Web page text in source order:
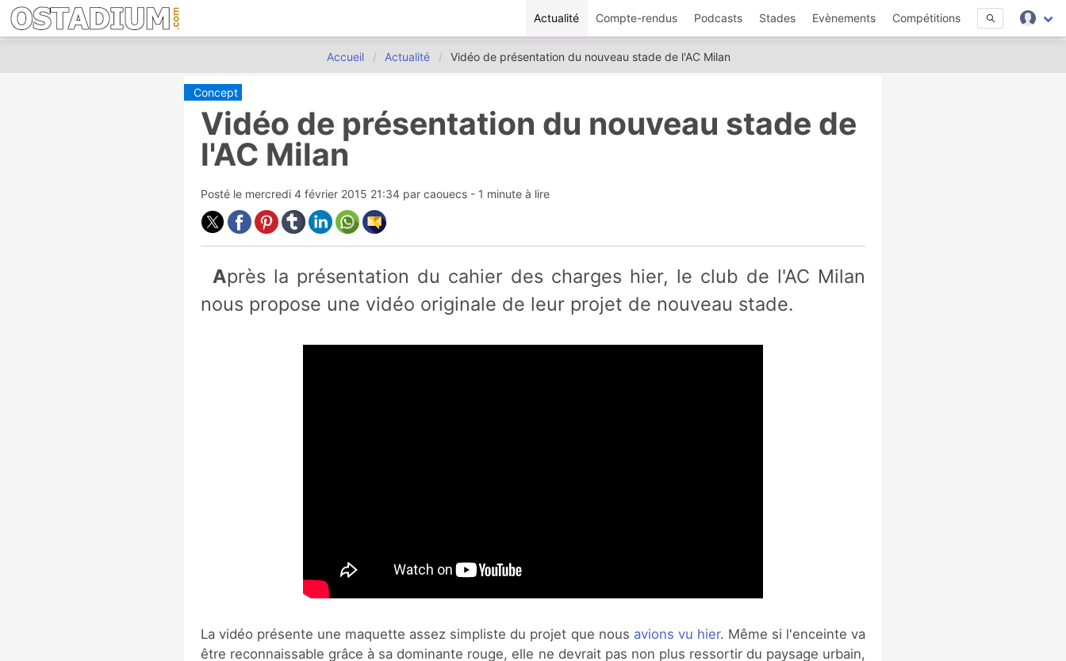
Actualité Compte-rendus Podcasts Stades Evènements Compétitions
Accueil Actualité Vidéo de présentation du nouveau stade de l'AC Milan
Concept
Vidéo de présentation du nouveau stade de
l'AC Milan
Posté le mercredi 4 février 2015 21:34 par caouecs - 1 minute à lire
Après la présentation du cahier des charges hier, le club de l'AC Milan
nous propose une vidéo originale de leur projet de nouveau stade.
La vidéo présente une maquette assez simpliste du projet que nous avions vu hier. Même si l'enceinte va
être reconnaissable grâce à sa dominante rouge, elle ne devrait pas non plus ressortir du paysage urbain,